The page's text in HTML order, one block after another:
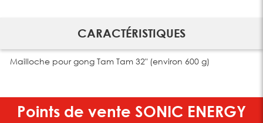
CARACTÉRISTIQUES
Mailloche pour gong Tam Tam 32" (environ 600 g)
Points de vente SONIC ENERGY